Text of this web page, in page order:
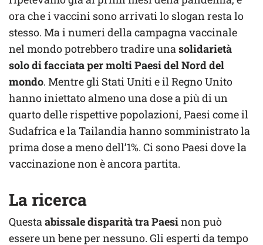
ora che i vaccini sono arrivati lo slogan resta lo
stesso. Ma i numeri della campagna vaccinale
nel mondo potrebbero tradire unasolidarietà
solo di facciata per molti Paesi del Nord del
mondo. Mentre gli Stati Uniti e il Regno Unito
hanno iniettato almeno una dose a più di un
quarto delle rispettive popolazioni, Paesi come il
Sudafrica e la Tailandia hanno somministrato la
prima dose a meno dell’1%. Ci sono Paesi dove la
vaccinazione non è ancora partita.
La ricerca
Questaabissale disparità tra Paesinon può
essere un bene per nessuno. Gli esperti da tempo